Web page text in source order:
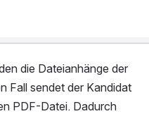
die Dateianhänge der
Fall sendet der Kandidat
PDF-Datei. Dadurch